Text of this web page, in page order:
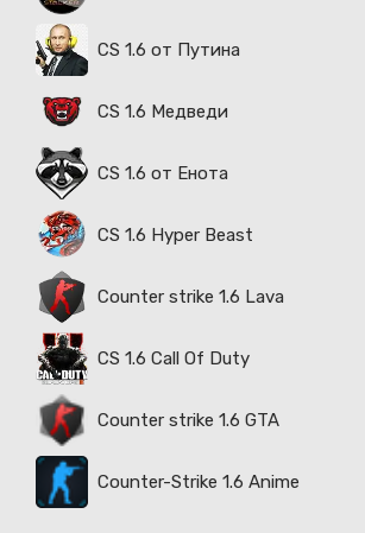
CS 1.6 от Путина
CS 1.6 Медведи
CS 1.6 от Енота
CS 1.6 Hyper Beast
Counter strike 1.6 Lava
CS 1.6 Call Of Duty
Counter strike 1.6 GTA
Counter-Strike 1.6 Anime